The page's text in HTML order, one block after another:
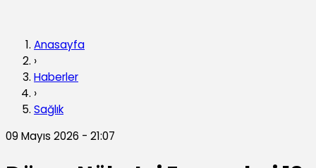
Anasayfa
›
Haberler
›
Sağlık
09 Mayıs 2026 - 21:07